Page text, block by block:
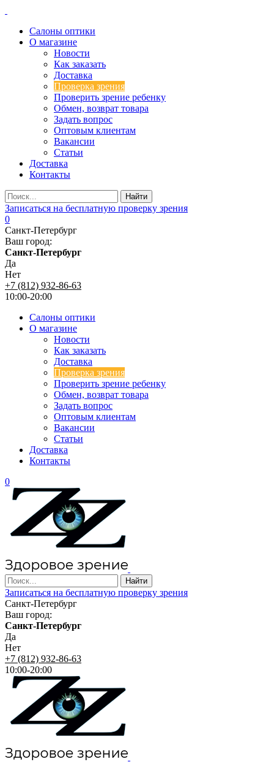
Салоны оптики
О магазине
Новости
Как заказать
Доставка
Проверка зрения
Проверить зрение ребенку
Обмен, возврат товара
Задать вопрос
Оптовым клиентам
Вакансии
Статьи
Доставка
Контакты
Записаться на бесплатную проверку зрения
0
Санкт-Петербург
Ваш город:
Санкт-Петербург
Да
Нет
+7 (812) 932-86-63
10:00-20:00
Салоны оптики
О магазине
Новости
Как заказать
Доставка
Проверка зрения
Проверить зрение ребенку
Обмен, возврат товара
Задать вопрос
Оптовым клиентам
Вакансии
Статьи
Доставка
Контакты
0
Записаться на бесплатную проверку зрения
Санкт-Петербург
Ваш город:
Санкт-Петербург
Да
Нет
+7 (812) 932-86-63
10:00-20:00